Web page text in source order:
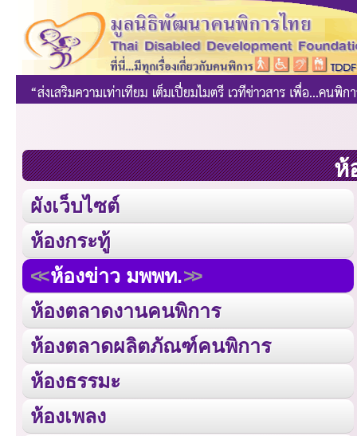
ห้
ผังเว็บไซต์
ห้องกระทู้
ห้องข่าว มพพท.
ห้องตลาดงานคนพิการ
ห้องตลาดผลิตภัณฑ์คนพิการ
ห้องธรรมะ
ห้องเพลง